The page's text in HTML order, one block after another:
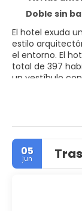
Doble sin
El hotel exuda
estilo
el entorno. El
total de 397
un vestíbulo
divisas,
club infantil
restaurante en
conferencias
05
jun